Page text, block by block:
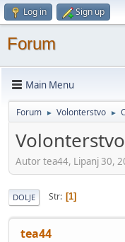
Log in Sign up
Forum
Main Menu
Forum ► Volonterstvo ►
Volonterstvo
Autor tea44, Lipanj 30,
DOLJE Str 1
tea44